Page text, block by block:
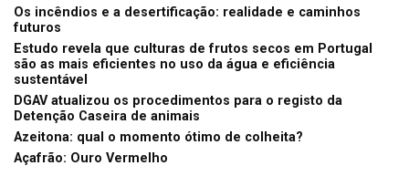
Os incêndios e a desertificação: realidade e caminhos
futuros
Estudo revela que culturas de frutos secos em Portugal
são as mais eficientes no uso da água e eficiência
sustentável
DGAV atualizou os procedimentos para o registo da
Detenção Caseira de animais
Azeitona: qual o momento ótimo de colheita?
Açafrão: Ouro Vermelho